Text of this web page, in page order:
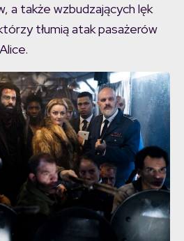
a także wzbudzających lęk
tłumią atak pasażerów